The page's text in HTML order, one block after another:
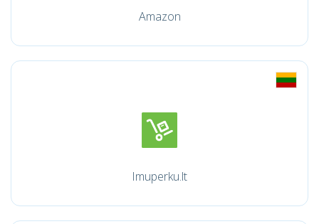
Amazon
Imuperku.lt